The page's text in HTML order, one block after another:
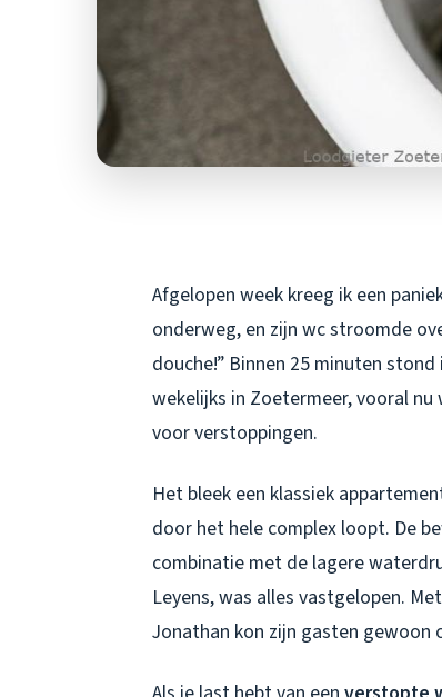
Afgelopen week kreeg ik een
onderweg, en zijn wc stroomde
douche!” Binnen 25 minuten
wekelijks in Zoetermeer, vooral
voor verstoppingen.
Het bleek een klassiek
door het hele complex loopt. De
combinatie met de lagere
Leyens, was alles vastgelopen.
Jonathan kon zijn gasten gewoon